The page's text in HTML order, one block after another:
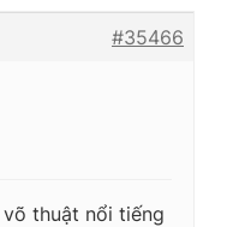
#35466
thuật nổi tiếng